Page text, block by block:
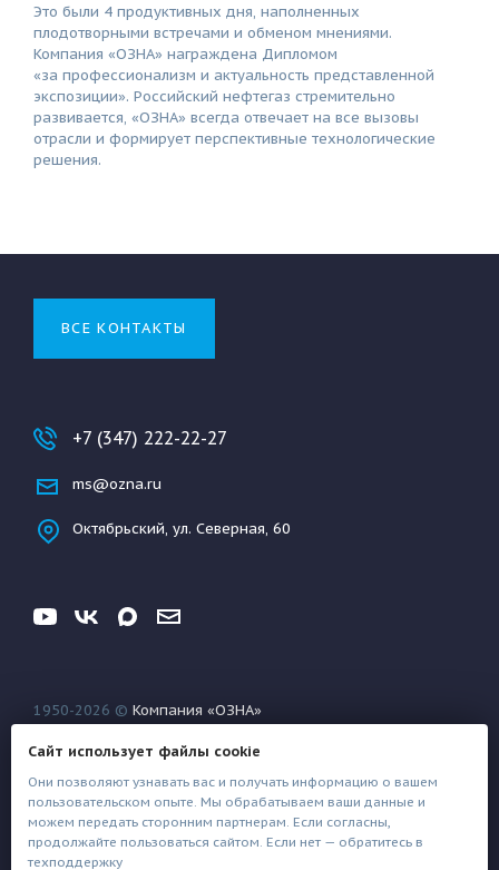
Это были 4 продуктивных дня, наполненных
плодотворными встречами и обменом мнениями.
Компания «ОЗНА» награждена Дипломом
«за профессионализм и актуальность представленной
экспозиции». Российский нефтегаз стремительно
развивается, «ОЗНА» всегда отвечает на все вызовы
отрасли и формирует перспективные технологические
решения.
ВСЕ КОНТАКТЫ
+7 (347) 222-22-27
ms@ozna.ru
Октябрьский, ул. Северная, 60
1950-2026 © Компания «ОЗНА»
Конфиденциальность
Условия использования
Файлы техподдержки
Сайт использует файлы cookie
Они позволяют узнавать вас и получать информацию о вашем
пользовательском опыте. Мы обрабатываем ваши данные и
можем передать сторонним партнерам. Если согласны,
продолжайте пользоваться сайтом. Если нет — обратитесь в
техподдержку